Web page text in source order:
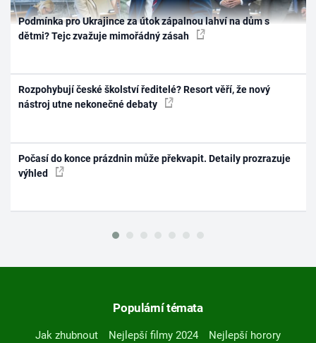
Podmínka pro Ukrajince za útok zápalnou lahví na dům s
dětmi? Tejc zvažuje mimořádný zásah
Rozpohybují české školství ředitelé? Resort věří, že nový
nástroj utne nekonečné debaty
Počasí do konce prázdnin může překvapit. Detaily prozrazuje
výhled
Populární témata
Jak zhubnout Nejlepší filmy 2024
Nejlepší horory